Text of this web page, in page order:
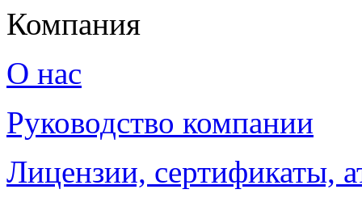
Компания
О нас
Руководство компании
Лицензии, сертификаты,